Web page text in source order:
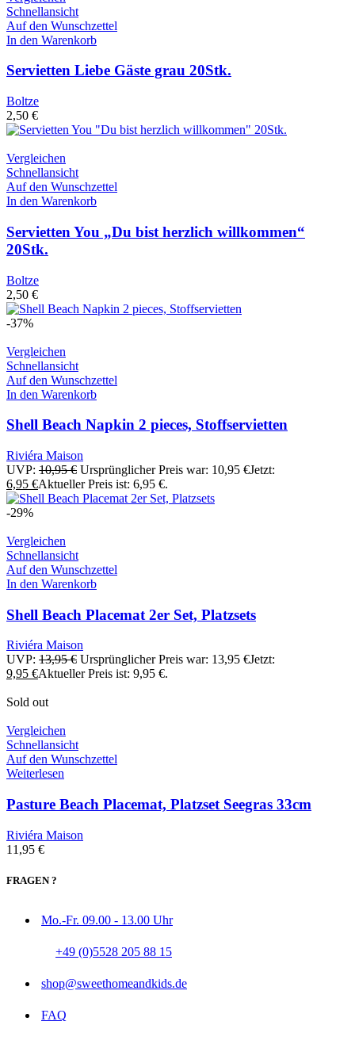
Schnellansicht
Auf den Wunschzettel
In den Warenkorb
Servietten Liebe Gäste grau 20Stk.
Boltze
2,50 €
Vergleichen
Schnellansicht
Auf den Wunschzettel
In den Warenkorb
Servietten You „Du bist herzlich willkommen“
20Stk.
Boltze
2,50 €
-37%
Vergleichen
Schnellansicht
Auf den Wunschzettel
In den Warenkorb
Shell Beach Napkin 2 pieces, Stoffservietten
Riviéra Maison
UVP: 10,95€ Ursprünglicher Preis war: 10,95 €Jetzt:
6,95 €Aktueller Preis ist: 6,95 €.
-29%
Vergleichen
Schnellansicht
Auf den Wunschzettel
In den Warenkorb
Shell Beach Placemat 2er Set, Platzsets
Riviéra Maison
UVP: 13,95€ Ursprünglicher Preis war: 13,95 €Jetzt:
9,95 €Aktueller Preis ist: 9,95 €.
Sold out
Vergleichen
Schnellansicht
Auf den Wunschzettel
Weiterlesen
Pasture Beach Placemat, Platzset Seegras 33cm
Riviéra Maison
11,95 €
FRAGEN ?
Mo.-Fr. 09.00 - 13.00 Uhr
+49 (0)5528 205 88 15
shop@sweethomeandkids.de
FAQ